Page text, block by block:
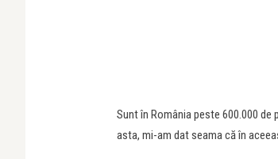
Sunt în România peste 600.000
asta, mi-am dat seama că în